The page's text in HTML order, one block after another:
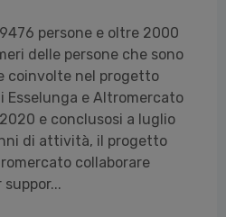
persone e oltre 2000
delle persone che sono
coinvolte nel progetto
Esselunga e Altromercato
e conclusosi a luglio
di attività, il progetto
collaborare